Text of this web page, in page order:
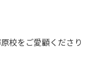
校をご愛顧くださり